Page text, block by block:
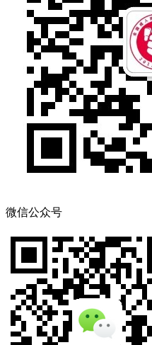
微信公众号